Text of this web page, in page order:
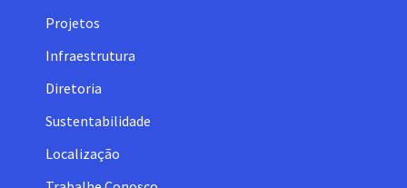
Projetos
Infraestrutura
Diretoria
Sustentabilidade
Localização